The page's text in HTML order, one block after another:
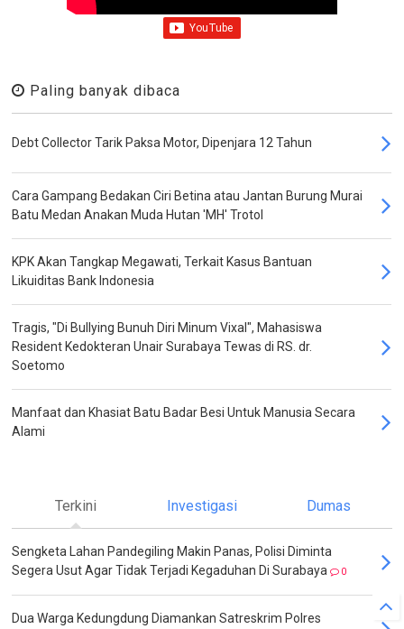
Paling banyak dibaca
Debt Collector Tarik Paksa Motor, Dipenjara 12 Tahun
Cara Gampang Bedakan Ciri Betina atau Jantan Burung Murai
Batu Medan Anakan Muda Hutan 'MH' Trotol
KPK Akan Tangkap Megawati, Terkait Kasus Bantuan
Likuiditas Bank Indonesia
Tragis, "Di Bullying Bunuh Diri Minum Vixal", Mahasiswa
Resident Kedokteran Unair Surabaya Tewas di RS. dr.
Soetomo
Manfaat dan Khasiat Batu Badar Besi Untuk Manusia Secara
Alami
Terkini Investigasi Dumas
Sengketa Lahan Pandegiling Makin Panas, Polisi Diminta
Segera Usut Agar Tidak Terjadi Kegaduhan Di Surabaya
0
Dua Warga Kedungdung Diamankan Satreskrim Polres